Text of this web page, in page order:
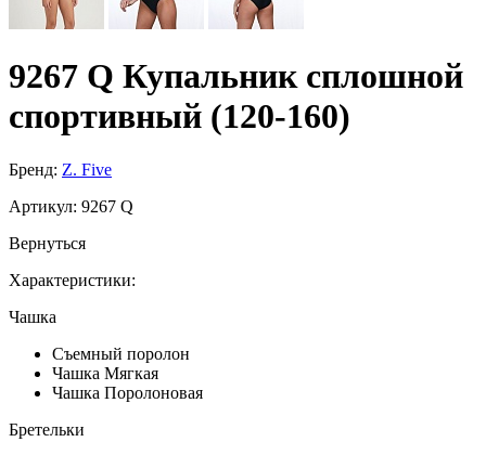
9267 Q Купальник сплошной
спортивный (120-160)
Бренд: Z. Five
Артикул: 9267 Q
Вернуться
Характеристики:
Чашка
Съемный поролон
Чашка Мягкая
Чашка Поролоновая
Бретельки